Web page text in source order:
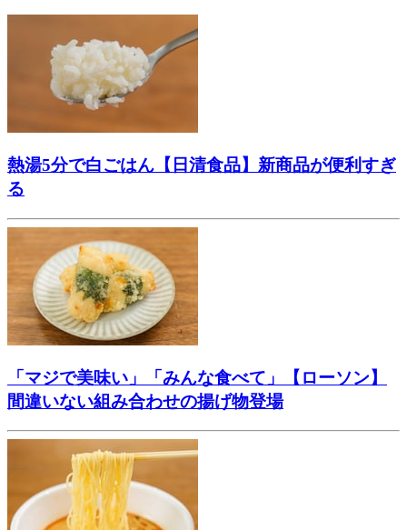
熱湯5分で白ごはん【日清食品】新商品が便利すぎ
る
「マジで美味い」「みんな食べて」【ローソン】
間違いない組み合わせの揚げ物登場